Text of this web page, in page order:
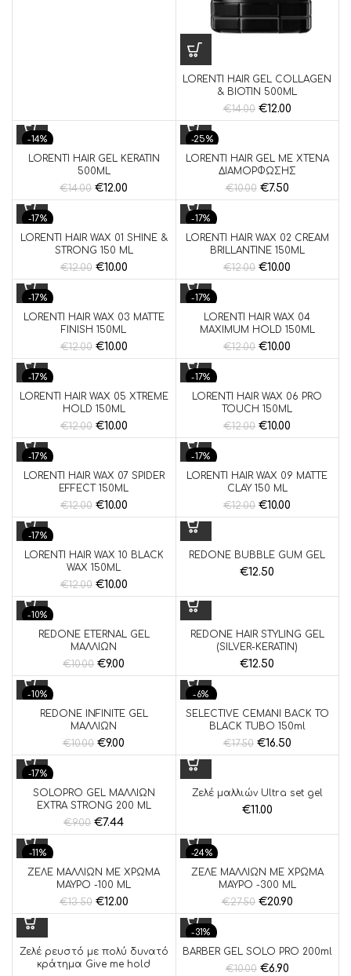
LORENTI HAIR GEL COLLAGEN
& BIOTIN 500ML
€14.00 €12.00
-14%
LORENTI HAIR GEL KERATIN
500ML
€14.00 €12.00
-25%
LORENTI HAIR GEL ΜΕ ΧΤΕΝΑ
ΔΙΑΜΟΡΦΩΣΗΣ
€10.00 €7.50
-17%
LORENTI HAIR WAX 01 SHINE &
STRONG 150 ML
€12.00 €10.00
-17%
LORENTI HAIR WAX 02 CREAM
BRILLANTINE 150ML
€12.00 €10.00
-17%
LORENTI HAIR WAX 03 MATTE
FINISH 150ML
€12.00 €10.00
-17%
LORENTI HAIR WAX 04
MAXIMUM HOLD 150ML
€12.00 €10.00
-17%
LORENTI HAIR WAX 05 XTREME
HOLD 150ML
€12.00 €10.00
-17%
LORENTI HAIR WAX 06 PRO
TOUCH 150ML
€12.00 €10.00
-17%
LORENTI HAIR WAX 07 SPIDER
EFFECT 150ML
€12.00 €10.00
-17%
LORENTI HAIR WAX 09 MATTE
CLAY 150 ML
€12.00 €10.00
-17%
LORENTI HAIR WAX 10 BLACK
WAX 150ML
€12.00 €10.00
REDONE BUBBLE GUM GEL
€12.50
-10%
REDONE ETERNAL GEL
ΜΑΛΛΙΩΝ
€10.00 €9.00
REDONE HAIR STYLING GEL
(SILVER-KERATIN)
€12.50
-10%
REDONE INFINITE GEL
ΜΑΛΛΙΩΝ
€10.00 €9.00
-6%
SELECTIVE CEMANI BACK TO
BLACK TUBO 150ml
€17.50 €16.50
-17%
SOLOPRO GEL ΜΑΛΛΙΩΝ
EXTRA STRONG 200 ML
€9.00 €7.44
Ζελέ μαλλιών Ultra set gel
€11.00
-11%
ΖΕΛΕ ΜΑΛΛΙΩΝ ΜΕ ΧΡΩΜΑ
ΜΑΥΡΟ -100 ML
€13.50 €12.00
-24%
ΖΕΛΕ ΜΑΛΛΙΩΝ ΜΕ ΧΡΩΜΑ
ΜΑΥΡΟ -300 ML
€27.50 €20.90
Ζελέ ρευστό με πολύ δυνατό
κράτημα Give me hold
-31%
SOLD OUT
BARBER GEL SOLO PRO 200ml
€10.00 €6.90